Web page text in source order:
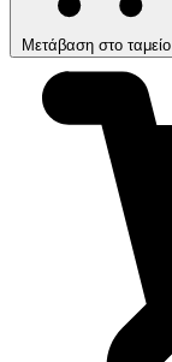
Μετάβαση στο ταμείο